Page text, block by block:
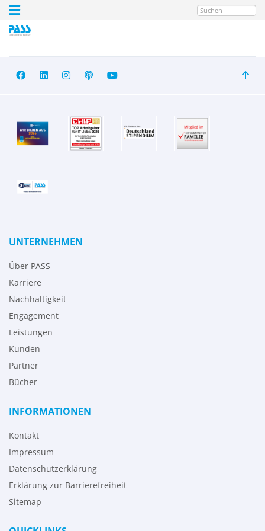
Suchen
UNTERNEHMEN
Über PASS
Karriere
Nachhaltigkeit
Engagement
Leistungen
Kunden
Partner
Bücher
INFORMATIONEN
Kontakt
Impressum
Datenschutzerklärung
Erklärung zur Barrierefreiheit
Sitemap